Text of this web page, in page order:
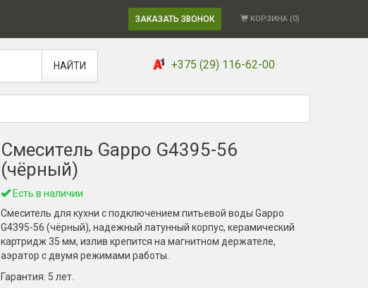
ЗАКАЗАТЬ ЗВОНОК КОРЗИНА (0)
НАЙТИ +375 (29) 116-62-00
Смеситель Gappo G4395-56
(чёрный)
Есть в наличии
Смеситель для кухни с подключением питьевой воды Gappo
G4395-56 (чёрный), надежный латунный корпус, керамический
картридж 35 мм, излив крепится на магнитном держателе,
аэратор с двумя режимами работы.
Гарантия: 5 лет.